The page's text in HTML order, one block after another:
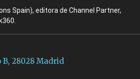
Spain), editora de Channel Partner,
B, 28028 Madrid